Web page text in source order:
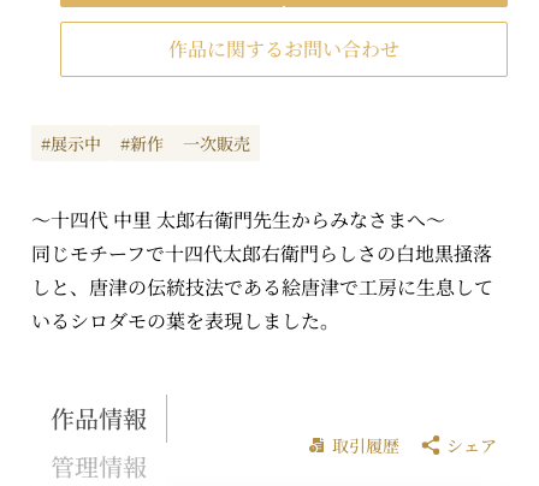
#展示中 #新作 一次販売
～十四代 中里 太郎右衛門先生からみなさまへ～
同じモチーフで十四代太郎右衛門らしさの白地黒掻落
しと、唐津の伝統技法である絵唐津で工房に生息して
いるシロダモの葉を表現しました。
作品情報
管理情報
取引履歴 シェア
作品に関するお問い合わせ